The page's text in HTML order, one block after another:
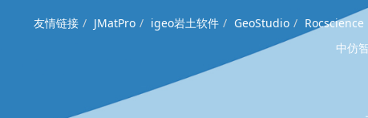
友情链接 JMatPro igeo岩土软件 GeoStudio Rocscience
中仿